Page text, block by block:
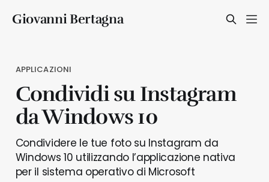
Giovanni Bertagna
APPLICAZIONI
Condividi su Instagram
da Windows 10
Condividere le tue foto su Instagram da
Windows 10 utilizzando l’applicazione nativa
per il sistema operativo di Microsoft